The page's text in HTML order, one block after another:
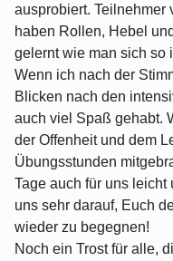
ausprobiert. Teilnehmer
haben Rollen, Hebel
gelernt wie man sich so
Wenn ich nach der
Blicken nach den
auch viel Spaß gehabt.
der Offenheit und dem
Übungsstunden
Tage auch für uns leicht
uns sehr darauf, Euch
wieder zu begegnen!
Noch ein Trost für alle,